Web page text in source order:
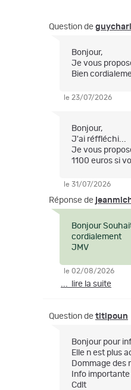
Question de
Bonjour,
Je vous
Bien
le 23/07/2026
Bonjour,
J'ai réffléchi...
Je vous
1100 euros si
le 31/07/2026
Réponse de
Bonjour
cordialement
JMV
le 02/08/2026
... lire la suite
Question de titipoun
Bonjour pour
Elle n est plus
Dommage des
Info
Cdlt